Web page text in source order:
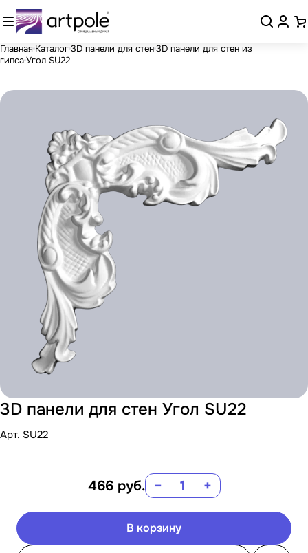
Главная Каталог3D панели для стен3D панели для стен из
гипсаУгол SU22
3D панели для стен Угол SU22
Арт. SU22
466 руб. − +
В корзину